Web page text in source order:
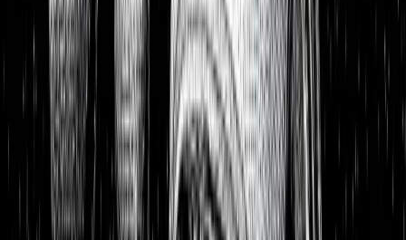
Einloggen
Home